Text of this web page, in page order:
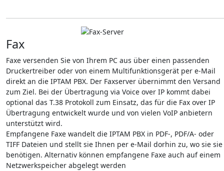
Fax
Faxe versenden Sie von Ihrem PC aus über einen passenden
Druckertreiber oder von einem Multifunktionsgerät per e-Mail
direkt an die IPTAM PBX. Der Faxserver übernimmt den Versand
zum Ziel. Bei der Übertragung via Voice over IP kommt dabei
optional das T.38 Protokoll zum Einsatz, das für die Fax over IP
Übertragung entwickelt wurde und von vielen VoIP anbietern
unterstützt wird.
Empfangene Faxe wandelt die IPTAM PBX in PDF-, PDF/A- oder
TIFF Dateien und stellt sie Ihnen per e-Mail dorhin zu, wo sie sie
benötigen. Alternativ können empfangene Faxe auch auf einem
Netzwerkspeicher abgelegt werden